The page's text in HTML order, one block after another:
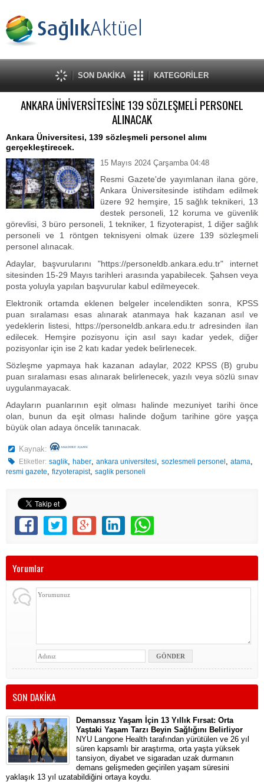
SON DAKİKA KATEGORİLER
ANKARA ÜNİVERSİTESİNE 139 SÖZLEŞMELİ PERSONEL
ALINACAK
Ankara Üniversitesi, 139 sözleşmeli personel alımı
gerçekleştirecek.
15 Mayıs 2024 Çarşamba 04:48
Resmi Gazete'de yayımlanan ilana göre,
Ankara Üniversitesinde istihdam edilmek
üzere 92 hemşire, 15 sağlık teknikeri, 13
destek personeli, 12 koruma ve güvenlik
görevlisi, 3 büro personeli, 1 tekniker, 1 fizyoterapist, 1 diğer sağlık
personeli ve 1 röntgen teknisyeni olmak üzere 139 sözleşmeli
personel alınacak.
Adaylar, başvurularını "https://personeldb.ankara.edu.tr" internet
sitesinden 15-29 Mayıs tarihleri arasında yapabilecek. Şahsen veya
posta yoluyla yapılan başvurular kabul edilmeyecek.
Elektronik ortamda eklenen belgeler incelendikten sonra, KPSS
puan sıralaması esas alınarak atanmaya hak kazanan asıl ve
yedeklerin listesi, https://personeldb.ankara.edu.tr adresinden ilan
edilecek. Hemşire pozisyonu için asıl sayı kadar yedek, diğer
pozisyonlar için ise 2 katı kadar yedek belirlenecek.
Sözleşme yapmaya hak kazanan adaylar, 2022 KPSS (B) grubu
puan sıralaması esas alınarak belirlenecek, yazılı veya sözlü sınav
uygulanmayacak.
Adayların puanlarının eşit olması halinde mezuniyet tarihi önce
olan, bunun da eşit olması halinde doğum tarihine göre yaşça
büyük olan adaya öncelik tanınacak.
Kaynak:
Etiketler: saglik,haber,ankara universitesi,sozlesmeli personel ,atama,
resmi gazete, fizyoterapist, saglik personeli
Yorumlar
SON DAKİKA
Demanssız Yaşam İçin 13 Yıllık Fırsat: Orta
Yaştaki Yaşam Tarzı Beyin Sağlığını Belirliyor
NYU Langone Health tarafından yürütülen ve 26 yıl
süren kapsamlı bir araştırma, orta yaşta yüksek
tansiyon, diyabet ve sigaradan uzak durmanın
demans gelişmeden geçirilen yaşam süresini
yaklaşık 13 yıl uzatabildiğini ortaya koydu.